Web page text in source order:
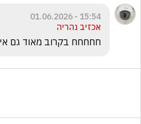
15:54 - 01.06.2026
אכזיב נהריה
חחחחח בקרוב מאוד גם